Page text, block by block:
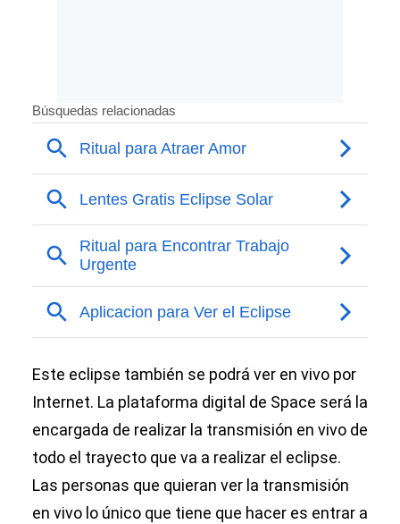
Este eclipse también se podrá ver en vivo por
Internet. La plataforma digital de Space será la
encargada de realizar la transmisión en vivo de
todo el trayecto que va a realizar el eclipse.
Las personas que quieran ver la transmisión
en vivo lo único que tiene que hacer es entrar a